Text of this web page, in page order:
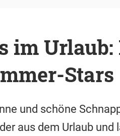
im
Stars
und schöne
aus dem Urlaub